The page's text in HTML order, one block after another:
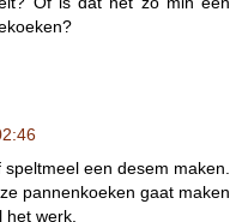
een desem maken.
pannenkoeken gaat maken
het werk.